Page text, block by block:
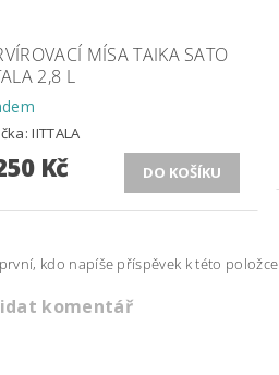
MÍSA TAIKA SATO
2,8 L
IITTALA
Kč
kdo napíše příspěvek k této položce.
komentář